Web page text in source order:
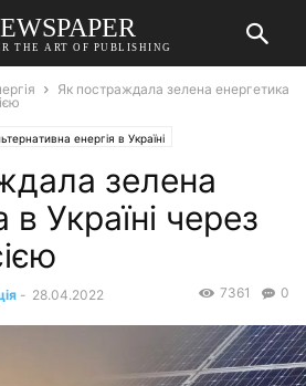
THE ART OF PUBLISHING
Як постраждала зелена енергетика
енергія в Україні
зелена
в Україні через
- 28.04.2022 0
7361